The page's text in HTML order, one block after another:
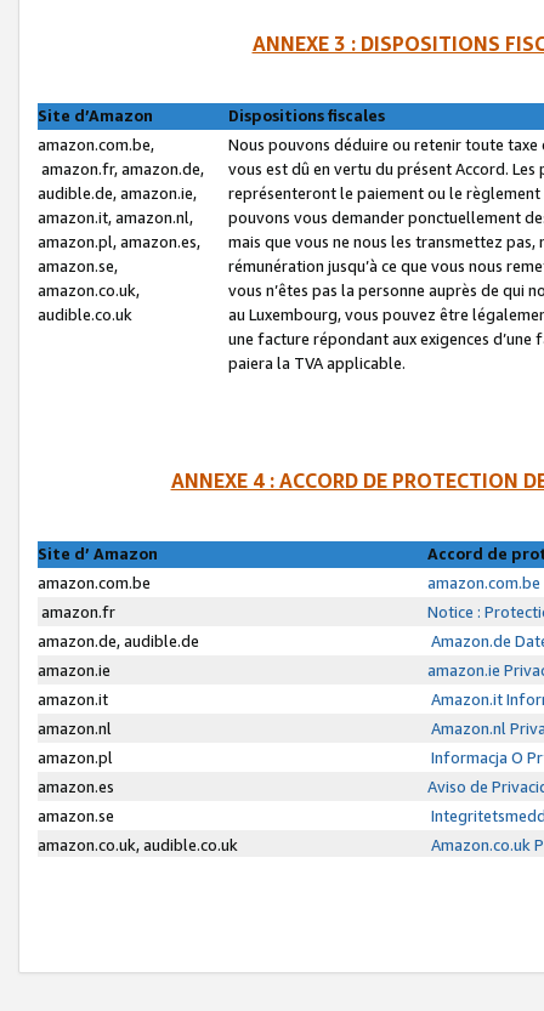
ANNEXE 3 : DISPOSITIONS
Site d’Amazon
Dispositions fiscales
amazon.com.be,
amazon.fr, amazon.de,
audible.de, amazon.ie,
amazon.it, amazon.nl,
amazon.pl, amazon.es,
amazon.se,
amazon.co.uk,
audible.co.uk
Nous pouvons déduire ou retenir toute
vous est dû en vertu du présent Accord.
représenteront le paiement ou le
pouvons vous demander ponctuellement
mais que vous ne nous les transmettez
rémunération jusqu’à ce que vous nous
vous n’êtes pas la personne auprès de qui
au Luxembourg, vous pouvez être
une facture répondant aux exigences
paiera la TVA applicable.
ANNEXE 4 : ACCORD DE PROTECTION
Site d’ Amazon
Accord de
amazon.com.be
amazon.fr
Notice :
amazon.de, audible.de
Amazon.de
amazon.ie
amazon.ie
amazon.it
Amazon.it
amazon.nl
Amazon.nl
amazon.pl
Informacja O
amazon.es
Aviso de
amazon.se
amazon.co.uk, audible.co.uk
Amazon.co.uk